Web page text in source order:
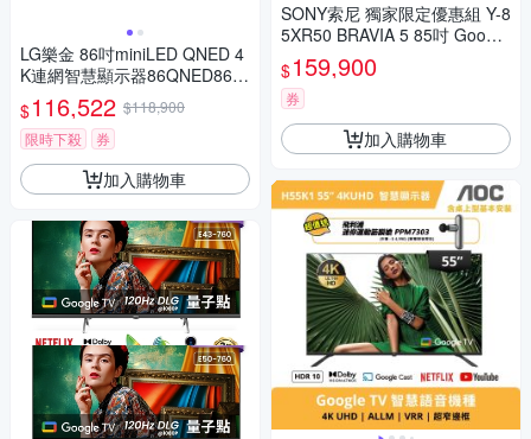
LG樂金 86吋miniLED QNED 4
K連網智慧顯示器86QNED86B
TA
$116,522 $118,900
限時下殺
券
加入購物車
SONY索尼 獨家限定優惠組 Y-8
5XR50 BRAVIA 5 85吋 Google
TV顯示器+ 哈曼卡頓Enchant 9
00環繞音效聲霸
$159,900
券
加入購物車